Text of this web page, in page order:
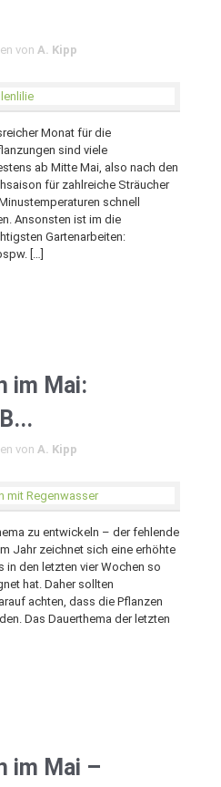
von A. Kipp
Monat für die
sind viele
ab Mitte Mai, also nach den
für zahlreiche Sträucher
schnell
Ansonsten ist im die
Gartenarbeiten:
[…]
im Mai:
von A. Kipp
zu entwickeln – der fehlende
Jahr zeichnet sich eine erhöhte
in den letzten vier Wochen so
hat. Daher sollten
achten, dass die Pflanzen
Das Dauerthema der letzten
im Mai –